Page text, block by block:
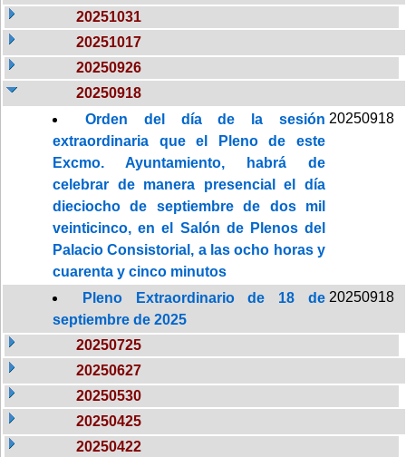
20251031
20251017
20250926
20250918
Orden del día de la sesión
extraordinaria que el Pleno de este
Excmo. Ayuntamiento, habrá de
celebrar de manera presencial el día
dieciocho de septiembre de dos mil
veinticinco, en el Salón de Plenos del
Palacio Consistorial, a las ocho horas y
cuarenta y cinco minutos
20250918
Pleno Extraordinario de 18 de
septiembre de 2025
20250918
20250725
20250627
20250530
20250425
20250422